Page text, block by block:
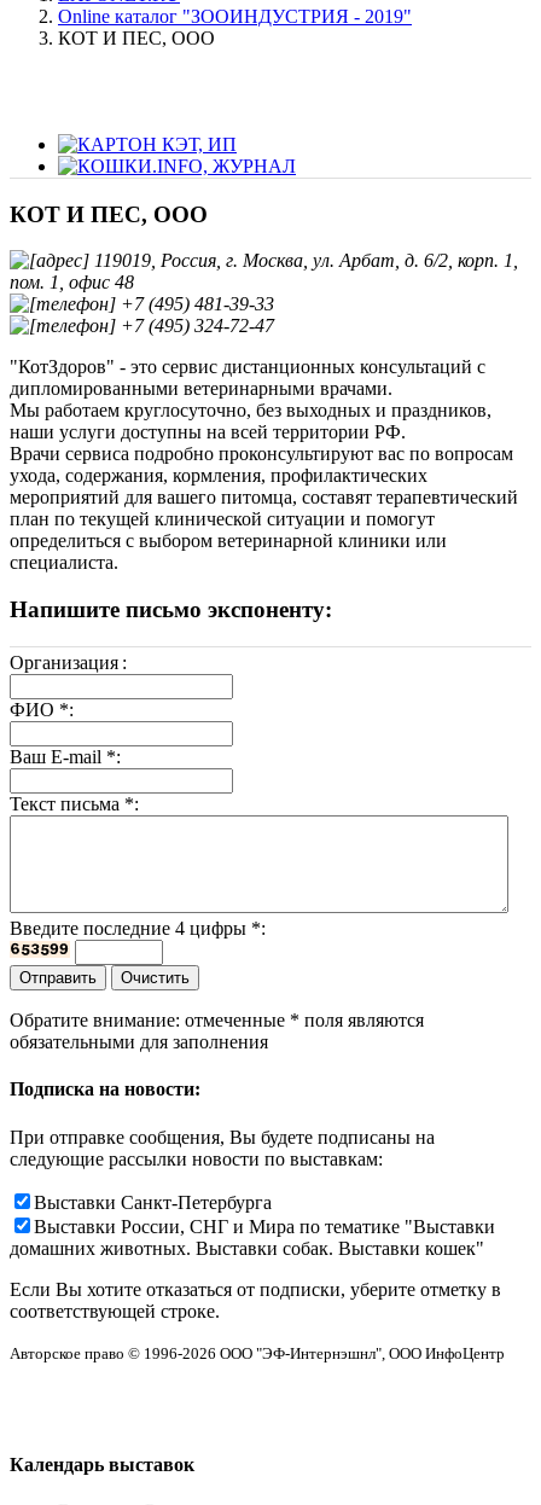
Online каталог "ЗООИНДУСТРИЯ - 2019"
КОТ И ПЕС, ООО
КОТ И ПЕС, ООО
119019, Россия, г. Москва, ул. Арбат, д. 6/2, корп. 1,
пом. 1, офис 48
+7 (495) 481-39-33
+7 (495) 324-72-47
"КотЗдоров" - это сервис дистанционных консультаций с
дипломированными ветеринарными врачами.
Мы работаем круглосуточно, без выходных и праздников,
наши услуги доступны на всей территории РФ.
Врачи сервиса подробно проконсультируют вас по вопросам
ухода, содержания, кормления, профилактических
мероприятий для вашего питомца, составят терапевтический
план по текущей клинической ситуации и помогут
определиться с выбором ветеринарной клиники или
специалиста.
Напишите письмо экспоненту:
Организация :
ФИО *:
Ваш E-mail *:
Текст письма *:
Введите последние 4 цифры *:
Обратите внимание: отмеченные * поля являются
обязательными для заполнения
Подписка на новости:
При отправке сообщения, Вы будете подписаны на
следующие рассылки новости по выставкам:
Выставки Санкт-Петербурга
Выставки России, СНГ и Мира по тематике "Выставки
домашних животных. Выставки собак. Выставки кошек"
Если Вы хотите отказаться от подписки, уберите отметку в
соответствующей строке.
Авторское право © 1996-2026 ООО "ЭФ-Интернэшнл", ООО ИнфоЦентр
Календарь выставок